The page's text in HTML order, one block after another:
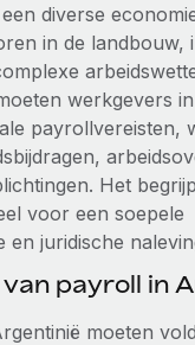
HR- en
screeningsproces
risico's voor
IT-middelen
advies over AI-
en talent
diverse
in de landbouw,
werkgevers
payrollvereisten,
Het
voor een soepele
en juridische
payroll in
moeten